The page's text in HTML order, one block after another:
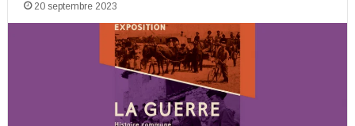
20 septembre 2023